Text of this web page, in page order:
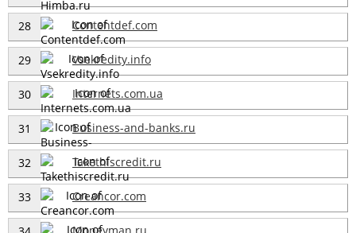
28 Contentdef.com
29 Vsekredity.info
30 Internets.com.ua
31 Business-and-banks.ru
32 Takethiscredit.ru
33 Creancor.com